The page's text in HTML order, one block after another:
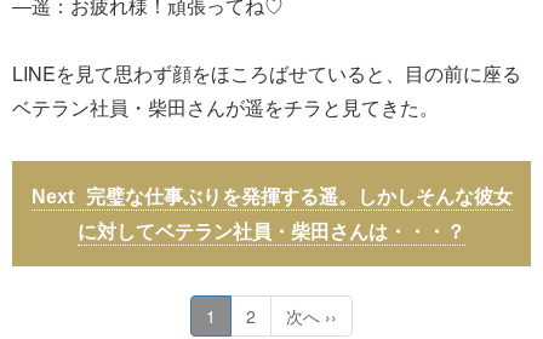
―遥：お疲れ様！頑張ってね♡
LINEを見て思わず顔をほころばせていると、目の前に座る
ベテラン社員・柴田さんが遥をチラと見てきた。
完璧な仕事ぶりを発揮する遥。しかしそんな彼女
に対してベテラン社員・柴田さんは・・・？
1 2 次へ ››